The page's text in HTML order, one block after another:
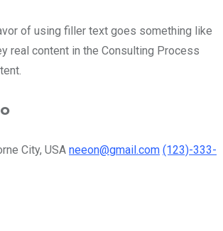
of using filler text goes something like
real content in the Consulting Process
City, USA neeon@gmail.com (123)-333-